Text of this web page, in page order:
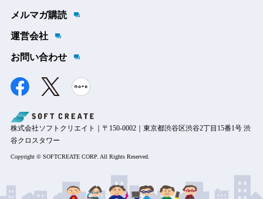
メルマガ購読
運営会社
お問い合わせ
株式会社ソフトクリエイト｜〒150-0002｜東京都渋谷区渋谷2丁目15番1号 渋
谷クロスタワー
Copyright © SOFTCREATE CORP. All Rights Reserved.